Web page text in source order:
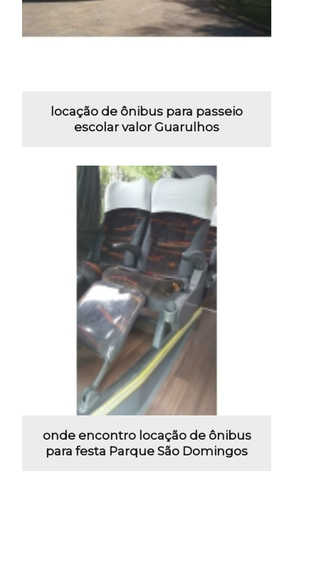
locação de ônibus para passeio
escolar valor Guarulhos
onde encontro locação de ônibus
para festa Parque São Domingos